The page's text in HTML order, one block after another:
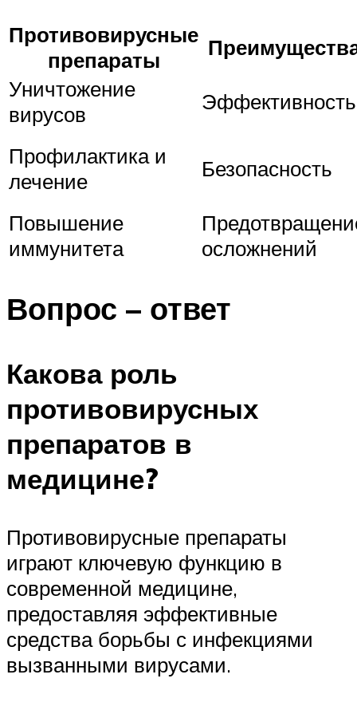
Противовирусные
препараты
Уничтожение
вирусов
Эффективность
Профилактика и
лечение
Безопасность
Повышение
иммунитета
осложнений
Вопрос – ответ
Какова роль
противовирусных
препаратов в
медицине?
Противовирусные препараты
играют ключевую функцию в
современной медицине,
предоставляя эффективные
средства борьбы с инфекциями
вызванными вирусами.